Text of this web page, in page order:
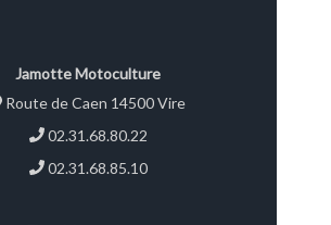
Jamotte Motoculture
Route de Caen 14500 Vire
02.31.68.80.22
02.31.68.85.10